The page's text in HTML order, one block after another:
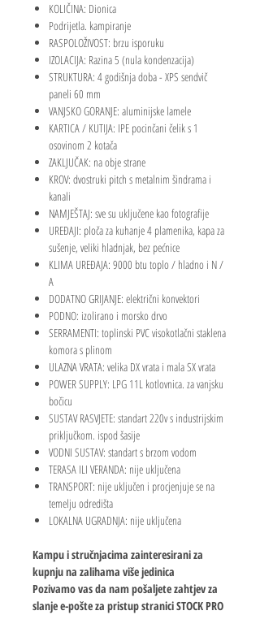
KOLIČINA: Dionica
Podrijetla. kampiranje
RASPOLOŽIVOST: brzu isporuku
IZOLACIJA: Razina 5 (nula kondenzacija)
STRUKTURA: 4 godišnja doba - XPS sendvič
paneli 60 mm
VANJSKO GORANJE: aluminijske lamele
KARTICA / KUTIJA: IPE pocinčani čelik s 1
osovinom 2 kotača
ZAKLJUČAK: na obje strane
KROV: dvostruki pitch s metalnim šindrama i
kanali
NAMJEŠTAJ: sve su uključene kao fotografije
UREĐAJI: ploča za kuhanje 4 plamenika, kapa za
sušenje, veliki hladnjak, bez pećnice
KLIMA UREĐAJA: 9000 btu toplo / hladno i N /
A
DODATNO GRIJANJE: električni konvektori
PODNO: izolirano i morsko drvo
SERRAMENTI: toplinski PVC visokotlačni staklena
komora s plinom
ULAZNA VRATA: velika DX vrata i mala SX vrata
POWER SUPPLY: LPG 11L kotlovnica. za vanjsku
bočicu
SUSTAV RASVJETE: standart 220v s industrijskim
priključkom. ispod šasije
VODNI SUSTAV: standart s brzom vodom
TERASA ILI VERANDA: nije uključena
TRANSPORT: nije uključen i procjenjuje se na
temelju odredišta
LOKALNA UGRADNJA: nije uključena
Kampu i stručnjacima zainteresirani za
kupnju na zalihama više jedinica
Pozivamo vas da nam pošaljete zahtjev za
slanje e-pošte za pristup stranici STOCK PRO